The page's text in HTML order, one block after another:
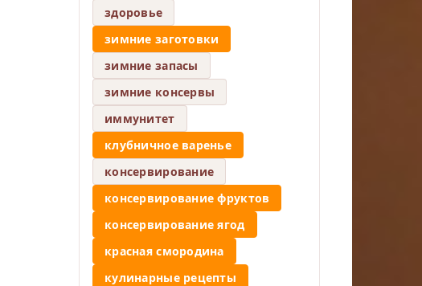
здоровье
зимние заготовки
зимние запасы
зимние консервы
иммунитет
клубничное варенье
консервирование
консервирование фруктов
консервирование ягод
красная смородина
кулинарные рецепты